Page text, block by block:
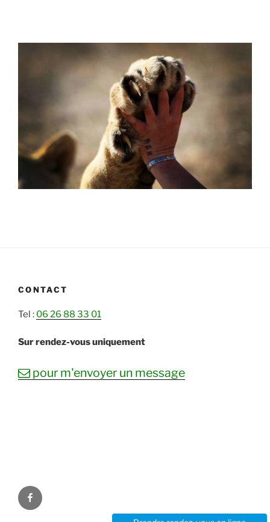
CONTACT
Tel : 06 26 88 33 01
Sur rendez-vous uniquement
mailpour m'envoyer un message
Facebook